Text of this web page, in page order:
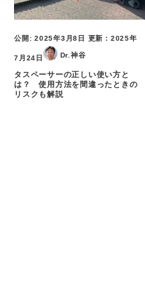
公開: 2025年3月8日 更新： 2025年
7月24日 Dr.神谷
タスペーサーの正しい使い方と
は？ 使用方法を間違ったときの
リスクも解説